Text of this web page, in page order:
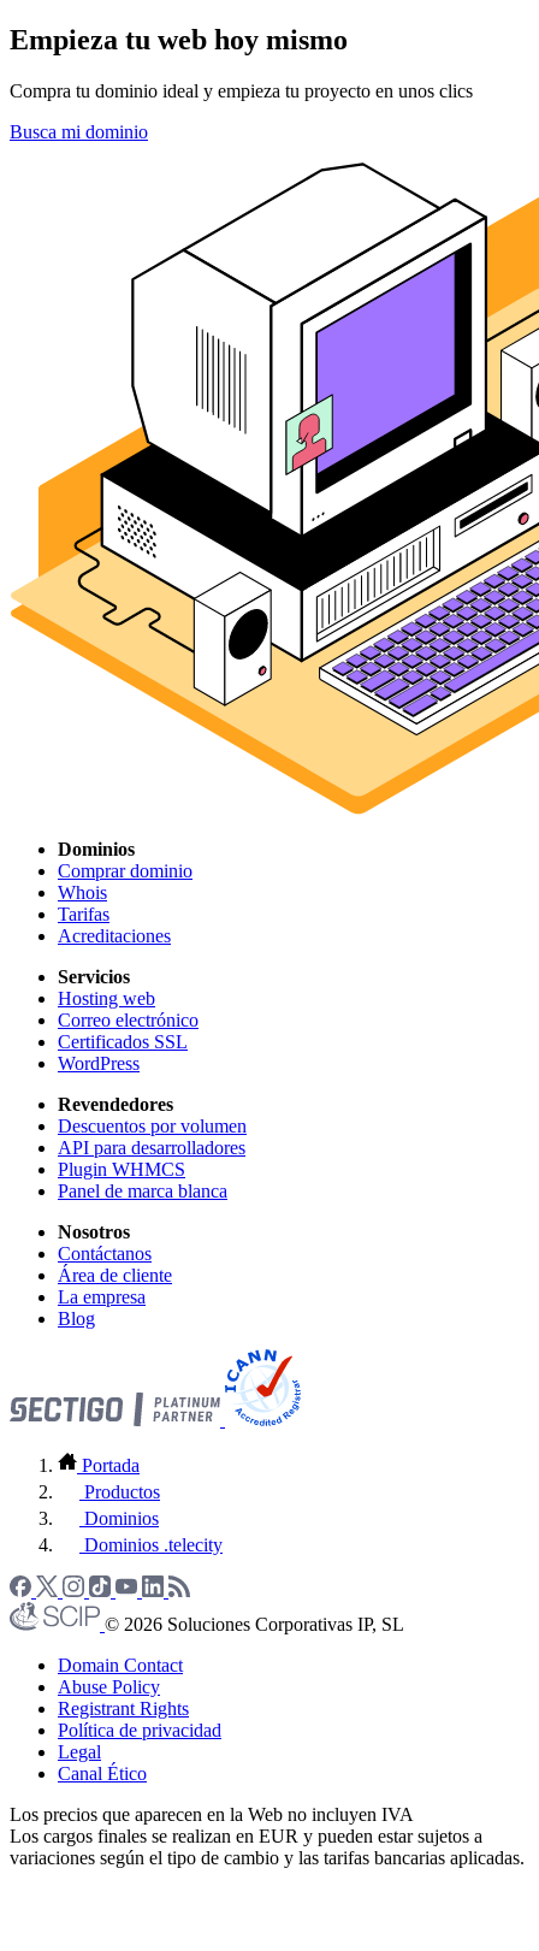
Empieza tu web hoy mismo
Compra tu dominio ideal y empieza tu proyecto en unos clics
Busca mi dominio
Dominios
Comprar dominio
Whois
Tarifas
Acreditaciones
Servicios
Hosting web
Correo electrónico
Certificados SSL
WordPress
Revendedores
Descuentos por volumen
API para desarrolladores
Plugin WHMCS
Panel de marca blanca
Nosotros
Contáctanos
Área de cliente
La empresa
Blog
Portada
Productos
Dominios
Dominios .telecity
© 2026 Soluciones Corporativas IP, SL
Domain Contact
Abuse Policy
Registrant Rights
Política de privacidad
Legal
Canal Ético
Los precios que aparecen en la Web no incluyen IVA
Los cargos finales se realizan en EUR y pueden estar sujetos a
variaciones según el tipo de cambio y las tarifas bancarias aplicadas.